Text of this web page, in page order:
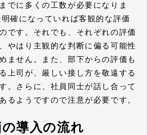
でに多くの工数が必要になりま
確になっていれば客観的な評価
です。それでも、それぞれの評価
やはり主観的な判断に偏る可能性
ません。また、部下からの評価も
上司が、厳しい接し方を敬遠する
。さらに、社員同士が話し合って
るようですので注意が必要です。
導入の流れ